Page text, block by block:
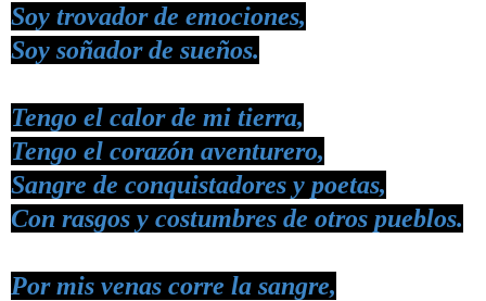
Soy trovador de emociones,
Soy soñador de sueños.
Tengo el calor de mi tierra,
Tengo el corazón aventurero,
Sangre de conquistadores y poetas,
Con rasgos y costumbres de otros pueblos.
Por mis venas corre la sangre,